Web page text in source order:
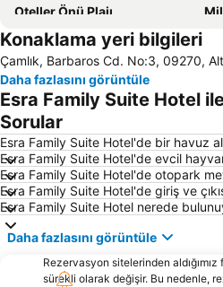
Oteller Önü Plajı
Bodrum Kalesi
Bitez Halk Plajı
Gümbet Plajı
Ortakent Halk Plajı
Mavişehir
D-
Göltürkbükü Sahili
Dilek Yarımadası Milli Parkı
D-Marin Didim Marina
Uzun Plaj
Altın Plajı
Konaklama yeri bilgileri
Çamlık, Barbaros Cd. No:3, 09270,
Daha fazlasını görüntüle
Esra Family Suite Hotel
Sorular
Esra Family Suite Hotel'de bir havuz
Esra Family Suite Hotel'de evcil
Esra Family Suite Hotel'de otopark
Esra Family Suite Hotel'de giriş ve
Esra Family Suite Hotel nerede
Daha fazlasını görüntüle
Rezervasyon sitelerinden
sürekli olarak değişir. Bu nedenle,